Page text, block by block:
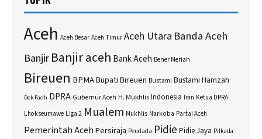
Aceh Aceh BesarAceh TimurAceh Utara Banda Aceh
BanjirBanjir aceh Bank Aceh Bener Meriah
Bireuen BPMABupati Bireuen Bustami Bustami Hamzah
Dek Fadh DPRA Gubernur Aceh H. MukhlisIndonesia Iran Ketua DPRA
Lhokseumawe Liga 2 Mualem Mukhlis Narkoba Partai Aceh
Pemerintah AcehPersiraja Peudada Pidie Pidie Jaya Pilkada